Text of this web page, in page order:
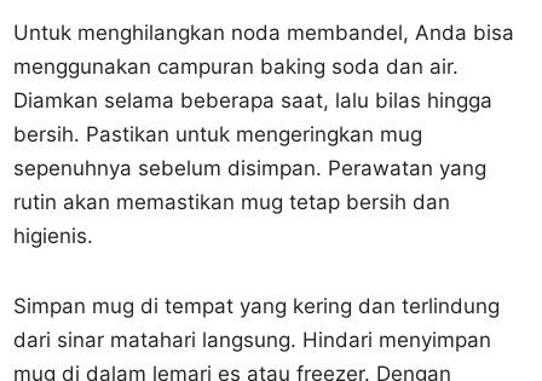
Untuk menghilangkan noda membandel, Anda bisa
menggunakan campuran baking soda dan air.
Diamkan selama beberapa saat, lalu bilas hingga
bersih. Pastikan untuk mengeringkan mug
sepenuhnya sebelum disimpan. Perawatan yang
rutin akan memastikan mug tetap bersih dan
higienis.
Simpan mug di tempat yang kering dan terlindung
dari sinar matahari langsung. Hindari menyimpan
mug di dalam lemari es atau freezer. Dengan